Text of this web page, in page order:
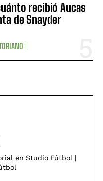
recibió Aucas
de Snayder
en Studio Fútbol |